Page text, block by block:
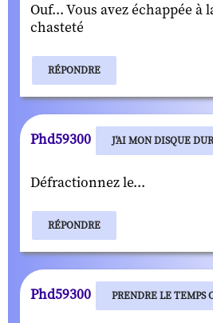
Ouf... Vous avez échappée à
chasteté
RÉPONDRE
Phd59300 J'AI MON DISQUE
Défractionnez le...
RÉPONDRE
Phd59300 PRENDRE LE